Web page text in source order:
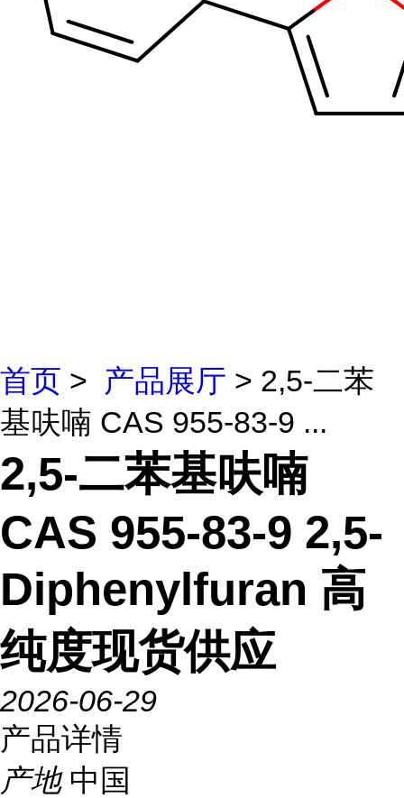
首页 > 产品展厅 > 2,5-二苯
基呋喃 CAS 955-83-9 ...
2,5-二苯基呋喃
CAS 955-83-9 2,5-
Diphenylfuran 高
纯度现货供应
2026-06-29
产品详情
产地 中国